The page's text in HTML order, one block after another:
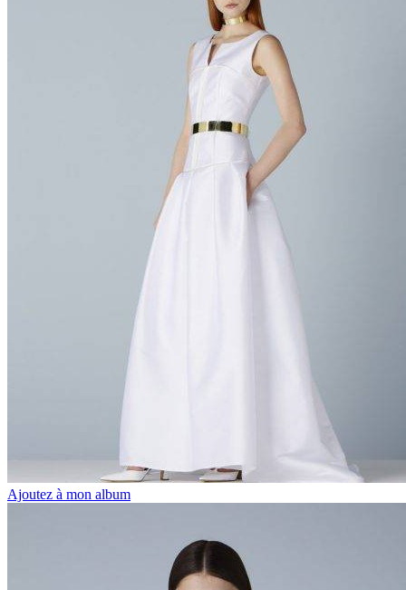
Ajoutez à mon album